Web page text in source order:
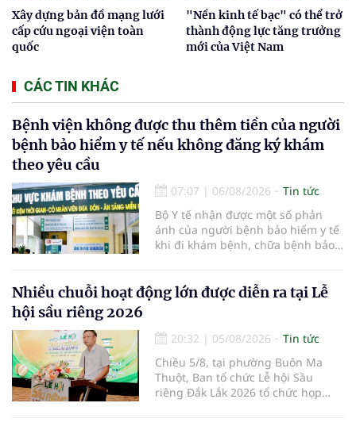
Xây dựng bản đồ mạng lưới
cấp cứu ngoại viện toàn
quốc
"Nền kinh tế bạc" có thể trở
thành động lực tăng trưởng
mới của Việt Nam
CÁC TIN KHÁC
Bệnh viện không được thu thêm tiền của người
bệnh bảo hiểm y tế nếu không đăng ký khám
theo yêu cầu
07:07 | 06/08/2026
Tin tức
Bộ Y tế nhận được một số phản
ánh của người bệnh bảo hiểm y tế
khi đi khám bệnh, chữa bệnh bảo
bệnh, chữa bệnh theo yêu cầu
nhưng vẫn phải nộp thêm các chi
phần cùng chi trả.
Nhiều chuỗi hoạt động lớn được diễn ra tại Lễ
hội sầu riêng 2026
20:32 | 05/08/2026
Tin tức
Chiều 5/8, tại phường Buôn Ma
Thuột, Ban tổ chức Lễ hội Sầu
riêng Đắk Lắk 2026 tổ chức họp